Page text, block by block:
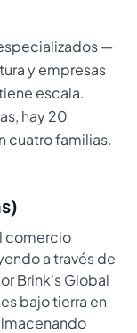
—
y empresas
escala.
hay 20
cuatro familias.
comercio
a través de
Brink's Global
bajo tierra en